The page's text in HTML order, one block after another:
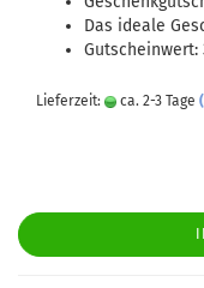
Das ideale
Gutscheinwert:
Lieferzeit: ca. 2-3 Tage